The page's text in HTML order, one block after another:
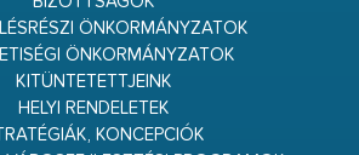
ÖNKORMÁNYZATOK
ÖNKORMÁNYZATOK
KITÜNTETETTJEINK
HELYI RENDELETEK
KONCEPCIÓK